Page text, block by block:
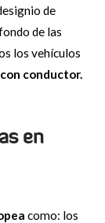
de
de las
los vehículos
conductor.
en
como: los